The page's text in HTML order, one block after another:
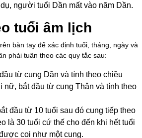
người tuổi Dần mất vào năm Dần.
tuổi âm lịch
bàn tay để xác định tuổi, tháng, ngày và
phải tuân theo các quy tắc sau:
từ cung Dần và tính theo chiều
nữ, bắt đầu từ cung Thân và tính theo
đầu từ 10 tuổi sau đó cung tiếp theo
là 30 tuổi cứ thế cho đến khi hết tuổi
coi như một cung.